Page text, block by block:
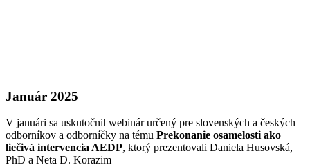
Január 2025
V januári sa uskutočnil webinár určený pre slovenských a českých
odborníkov a odborníčky na tému Prekonanie osamelosti ako
liečivá intervencia AEDP, ktorý prezentovali Daniela Husovská,
PhD a Neta D. Korazim